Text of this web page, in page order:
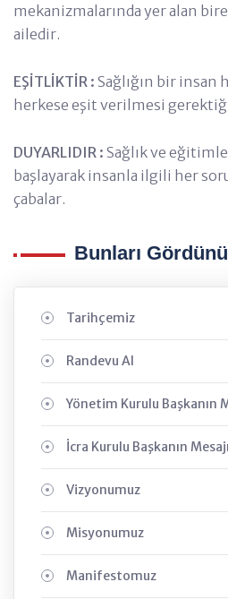
Bunları
Tarihçemiz
Randevu Al
Yönetim Kurulu Başkanın
İcra Kurulu Başkanın Mesajı
Vizyonumuz
Misyonumuz
Manifestomuz
mekanizmalarında yer alan
ailedir.
EŞİTLİKTİR : Sağlığın bir insan
herkese eşit verilmesi
DUYARLIDIR : Sağlık ve
başlayarak insanla ilgili her
çabalar.